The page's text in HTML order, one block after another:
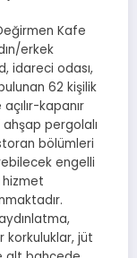
Kafe
erkek
idareci odası,
62 kişilik
kapanır
pergolalı
bölümleri
engelli
korkuluklar, jüt